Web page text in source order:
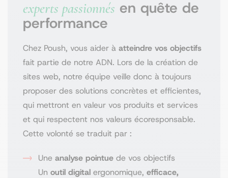
d’informer
sur vos services et
produits, de
fidéliser
encore de renforcer l’efficacité de vos
contenus avec d’autres solutions sur mesure.
objectifs de croissance, avec une vision claire
et une exigence de performance.
experts passionnés en quête de
performance
Chez Poush, vous aider à atteindre vos objectifs
fait partie de notre ADN. Lors de la création de
sites web, notre équipe veille donc à toujours
proposer des solutions concrètes et efficientes,
qui mettront en valeur vos produits et services
et qui respectent nos valeurs écoresponsable.
Cette volonté se traduit par :
Une analyse pointue de vos objectifs
Un outil digital ergonomique, efficace,